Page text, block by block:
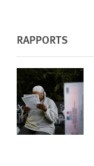
RAPPORTS